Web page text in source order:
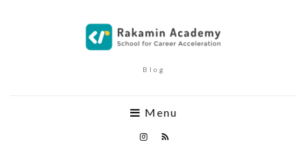
Blog
Menu